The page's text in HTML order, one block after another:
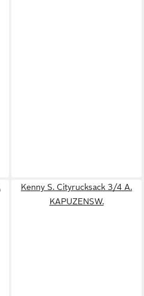
Kenny S. Cityrucksack 3/4 A.
KAPUZENSW.